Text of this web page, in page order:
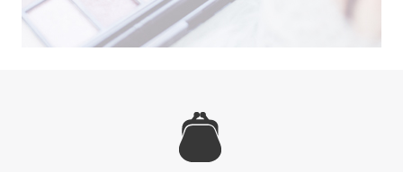
CLARINS
CLARINS UV PLUS
35.90€